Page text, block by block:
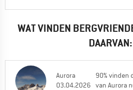
WAT VINDEN
DAARVAN:
Aurora
03.04.2026
90% vinden
van Aurora